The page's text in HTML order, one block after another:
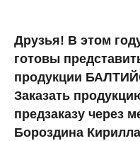
Друзья! В этом
готовы
продукции
Заказать
предзаказу через
Бороздина